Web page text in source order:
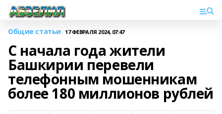
Общие статьи 17 ФЕВРАЛЯ 2024, 07:47
С начала года жители
Башкирии перевели
телефонным мошенникам
более 180 миллионов рублей